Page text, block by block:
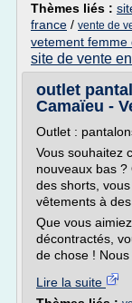
Thèmes liés :
france / vente de
vetement femme
site de vente
outlet
Camaïeu -
Outlet :
Vous souhaitez
nouveaux bas
des shorts,
vêtements à
Que vous
décontractés,
de chose ! Nous
Lire la suite